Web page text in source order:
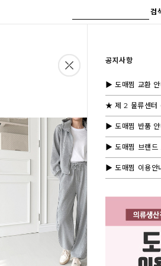
검
공지사항
▶ 도매찜 교환 안
★ 제 2 물류센
▶ 도매찜 반품 안
▶ 도매찜 브랜드
▶ 도매찜 이용안